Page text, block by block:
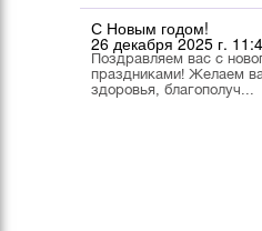
С Новым годом!
26 декабря 2025 г.
Поздравляем вас с
праздниками! Желаем
здоровья, благополуч...